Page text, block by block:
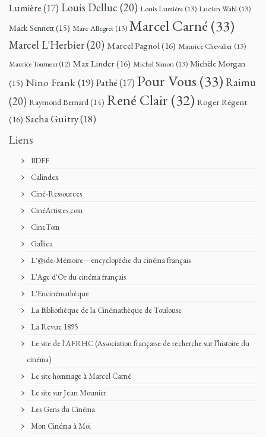
Lumière(17) Louis Delluc (20) Louis Lumière (13) Lucien Wahl (13)
Mack Sennett(15) Marc Allegret (13) Marcel Carné (33)
Marcel L'Herbier(20) Marcel Pagnol(16) Maurice Chevalier (13)
Maurice Tourneur(12) Max Linder(16) Michel Simon (13) Michèle Morgan
(15) Nino Frank(19) Pathé(17) Pour Vous (33) Raimu
(20) Raymond Bernard(14) René Clair (32) Roger Régent
(16) Sacha Guitry(18)
Liens
BDFF
Calindex
Ciné-Ressources
CinéArtistes.com
CineTom
Gallica
L'@ide-Mémoire – encyclopédie du cinéma français
L'Age d'Or du cinéma français
L'Encinémathèque
La Bibliothèque de la Cinémathèque de Toulouse
La Revue 1895
Le site de l'AFRHC (Association française de recherche sur l’histoire du
cinéma)
Le site hommage à Marcel Carné
Le site sur Jean Mounier
Les Gens du Cinéma
Mon Cinéma à Moi